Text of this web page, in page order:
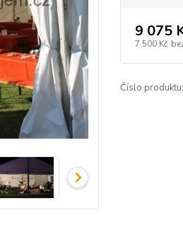
9 075
7 500 Kč
Číslo produktu: